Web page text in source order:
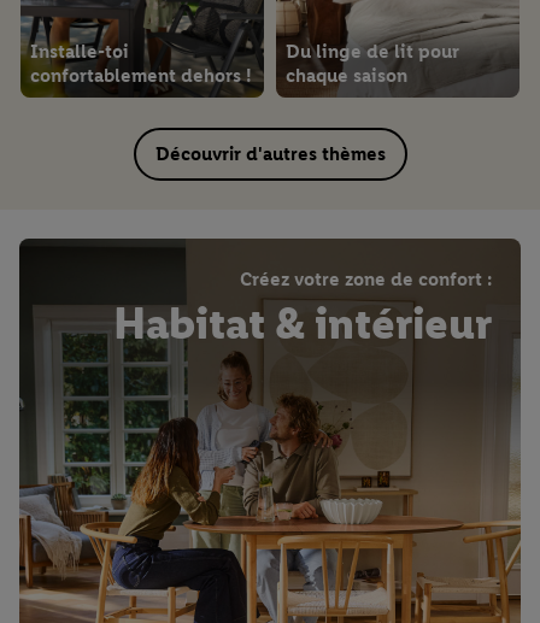
Installe-toi
confortablement dehors !
Du linge de lit pour
chaque saison
Découvrir d'autres thèmes
Créez votre zone de confort :
Habitat & intérieur